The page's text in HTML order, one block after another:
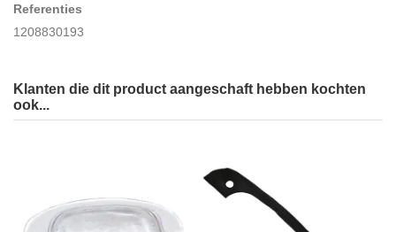
Referenties
1208830193
Klanten die dit product aangeschaft hebben kochten
ook...